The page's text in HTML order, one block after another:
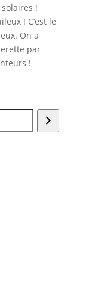
!
! C’est le
On a
par
!